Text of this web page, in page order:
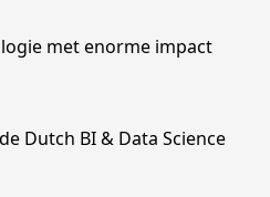
met enorme impact
Dutch BI & Data Science